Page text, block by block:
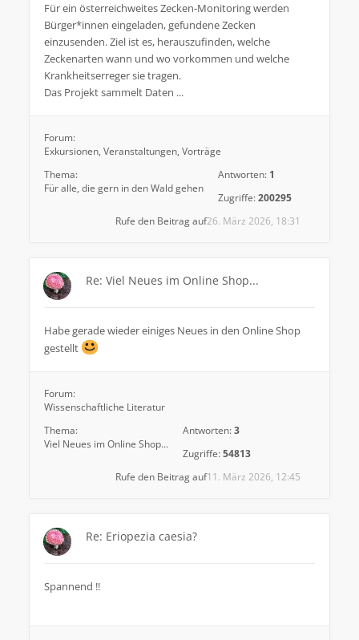
Für ein österreichweites Zecken-Monitoring werden
Bürger*innen eingeladen, gefundene Zecken
einzusenden. Ziel ist es, herauszufinden, welche
Zeckenarten wann und wo vorkommen und welche
Krankheitserreger sie tragen.
Das Projekt sammelt Daten ...
Forum:
Exkursionen, Veranstaltungen, Vorträge
Thema:
Für alle, die gern in den Wald gehen
Antworten: 1
Zugriffe:200295
26. März 2026, 18:31
Rufe den Beitrag auf
Re: Viel Neues im Online Shop...
Habe gerade wieder einiges Neues in den Online Shop
gestellt
Forum:
Wissenschaftliche Literatur
Thema:
Viel Neues im Online Shop...
Antworten:3
Zugriffe:54813
11. März 2026, 12:45
Rufe den Beitrag auf
Re: Eriopezia caesia?
Spannend !!